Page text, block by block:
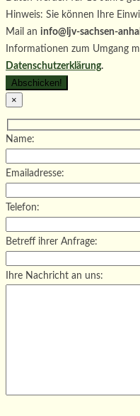
Hinweis: Sie können Ihre
Mail an info@ljv-sachsen-
Informationen zum Umgang
Datenschutzerklärung.
×
Name:
Emailadresse:
Telefon:
Betreff ihrer Anfrage:
Ihre Nachricht an uns: